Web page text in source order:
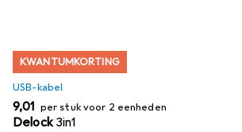
KWANTUMKORTING
USB-kabel
EUR
9,01 per stuk voor 2 eenheden
Delock 3in1